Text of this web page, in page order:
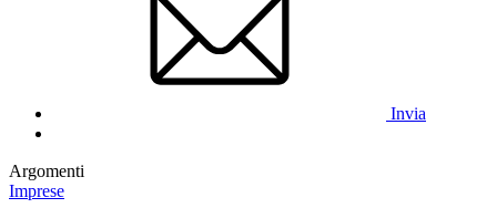
Invia
Argomenti
Imprese